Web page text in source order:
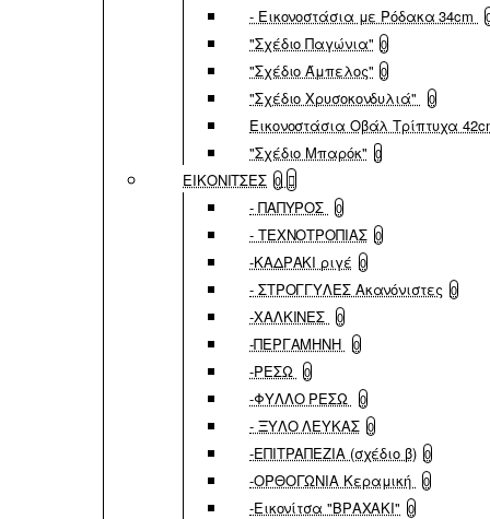
- Εικονοστάσια με Ρόδακα 34cm
"Σχέδιο Παγώνια" 0
"Σχέδιο Άμπελος" 0
"Σχέδιο Χρυσοκονδυλιά" 0
Εικονοστάσια Οβάλ Τρίπτυχα
"Σχέδιο Μπαρόκ" 0
ΕΙΚΟΝΙΤΣΕΣ 0
- ΠΑΠΥΡΟΣ 0
- ΤΕΧΝΟΤΡΟΠΙΑΣ 0
-ΚΑΔΡΑΚΙ ριγέ 0
- ΣΤΡΟΓΓΥΛΕΣ Ακανόνιστες 0
-ΧΑΛΚΙΝΕΣ 0
-ΠΕΡΓΑΜΗΝΗ 0
-ΡΕΣΩ 0
-ΦΥΛΛΟ ΡΕΣΩ 0
- ΞΥΛΟ ΛΕΥΚΑΣ 0
-ΕΠΙΤΡΑΠΕΖΙΑ (σχέδιο β) 0
-ΟΡΘΟΓΩΝΙΑ Κεραμική 0
-Εικονίτσα "ΒΡΑΧΑΚΙ" 0